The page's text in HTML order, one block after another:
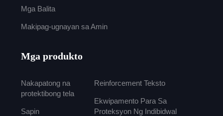
Mga Balita
Makipag-ugnayan sa Amin
Mga produkto
Nakapatong na
protektibong tela
Sapin
Reinforcement Teksto
Ekwipamento Para Sa
Proteksyon Ng Indibidwal